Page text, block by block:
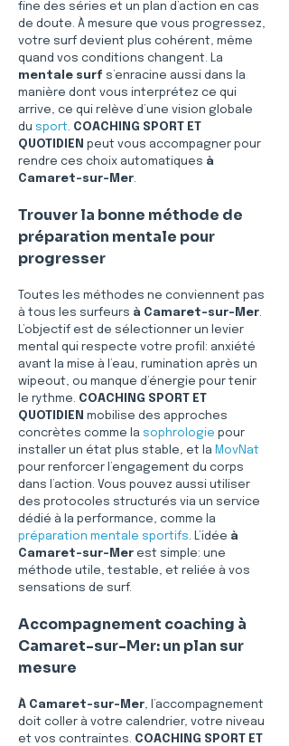
fine des séries et un plan d’action en cas
de doute. À mesure que vous progressez,
votre surf devient plus cohérent, même
quand vos conditions changent. La
mentale surf s’enracine aussi dans la
manière dont vous interprétez ce qui
arrive, ce qui relève d’une vision globale
du sport. COACHING SPORT ET
QUOTIDIEN peut vous accompagner pour
rendre ces choix automatiques à
Camaret-sur-Mer.
Trouver la bonne méthode de
préparation mentale pour
progresser
Toutes les méthodes ne conviennent pas
à tous les surfeurs à Camaret-sur-Mer.
L’objectif est de sélectionner un levier
mental qui respecte votre profil: anxiété
avant la mise à l’eau, rumination après un
wipeout, ou manque d’énergie pour tenir
le rythme. COACHING SPORT ET
QUOTIDIEN mobilise des approches
concrètes comme la sophrologie pour
installer un état plus stable, et la MovNat
pour renforcer l’engagement du corps
dans l’action. Vous pouvez aussi utiliser
des protocoles structurés via un service
dédié à la performance, comme la
préparation mentale sportifs. L’idée à
Camaret-sur-Mer est simple: une
méthode utile, testable, et reliée à vos
sensations de surf.
Accompagnement coaching à
Camaret-sur-Mer: un plan sur
mesure
À Camaret-sur-Mer, l’accompagnement
doit coller à votre calendrier, votre niveau
et vos contraintes. COACHING SPORT ET